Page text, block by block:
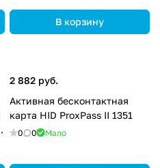
В корзину
2 882 руб.
Активная бесконтактная
карта HID ProxPass II 1351
0 0 Мало